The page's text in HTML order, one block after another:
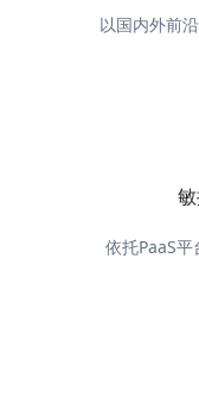
以国内外前
依托PaaS